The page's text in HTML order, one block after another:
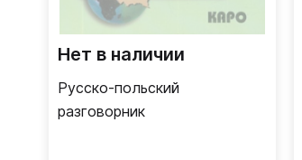
Нет в наличии
Русско-польский
разговорник